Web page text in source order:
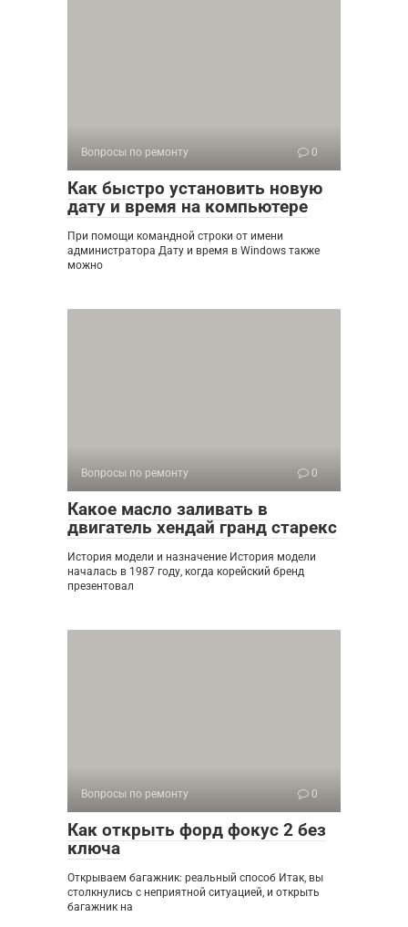
Вопросы по ремонту 0
Как быстро установить новую
дату и время на компьютере
При помощи командной строки от имени
администратора Дату и время в Windows также
можно
Вопросы по ремонту 0
Какое масло заливать в
двигатель хендай гранд старекс
История модели и назначение История модели
началась в 1987 году, когда корейский бренд
презентовал
Вопросы по ремонту 0
Как открыть форд фокус 2 без
ключа
Открываем багажник: реальный способ Итак, вы
столкнулись с неприятной ситуацией, и открыть
багажник на